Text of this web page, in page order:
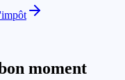
moment